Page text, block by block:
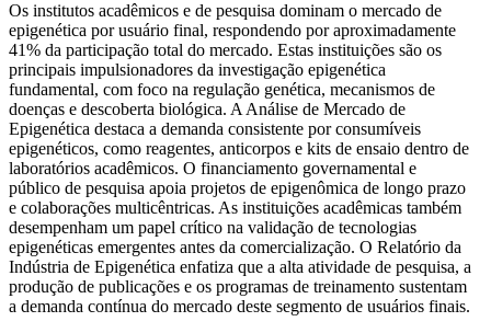
Os institutos acadêmicos e de pesquisa dominam o mercado de
epigenética por usuário final, respondendo por aproximadamente
41% da participação total do mercado. Estas instituições são os
principais impulsionadores da investigação epigenética
fundamental, com foco na regulação genética, mecanismos de
doenças e descoberta biológica. A Análise de Mercado de
Epigenética destaca a demanda consistente por consumíveis
epigenéticos, como reagentes, anticorpos e kits de ensaio dentro de
laboratórios acadêmicos. O financiamento governamental e
público de pesquisa apoia projetos de epigenômica de longo prazo
e colaborações multicêntricas. As instituições acadêmicas também
desempenham um papel crítico na validação de tecnologias
epigenéticas emergentes antes da comercialização. O Relatório da
Indústria de Epigenética enfatiza que a alta atividade de pesquisa, a
produção de publicações e os programas de treinamento sustentam
a demanda contínua do mercado deste segmento de usuários finais.